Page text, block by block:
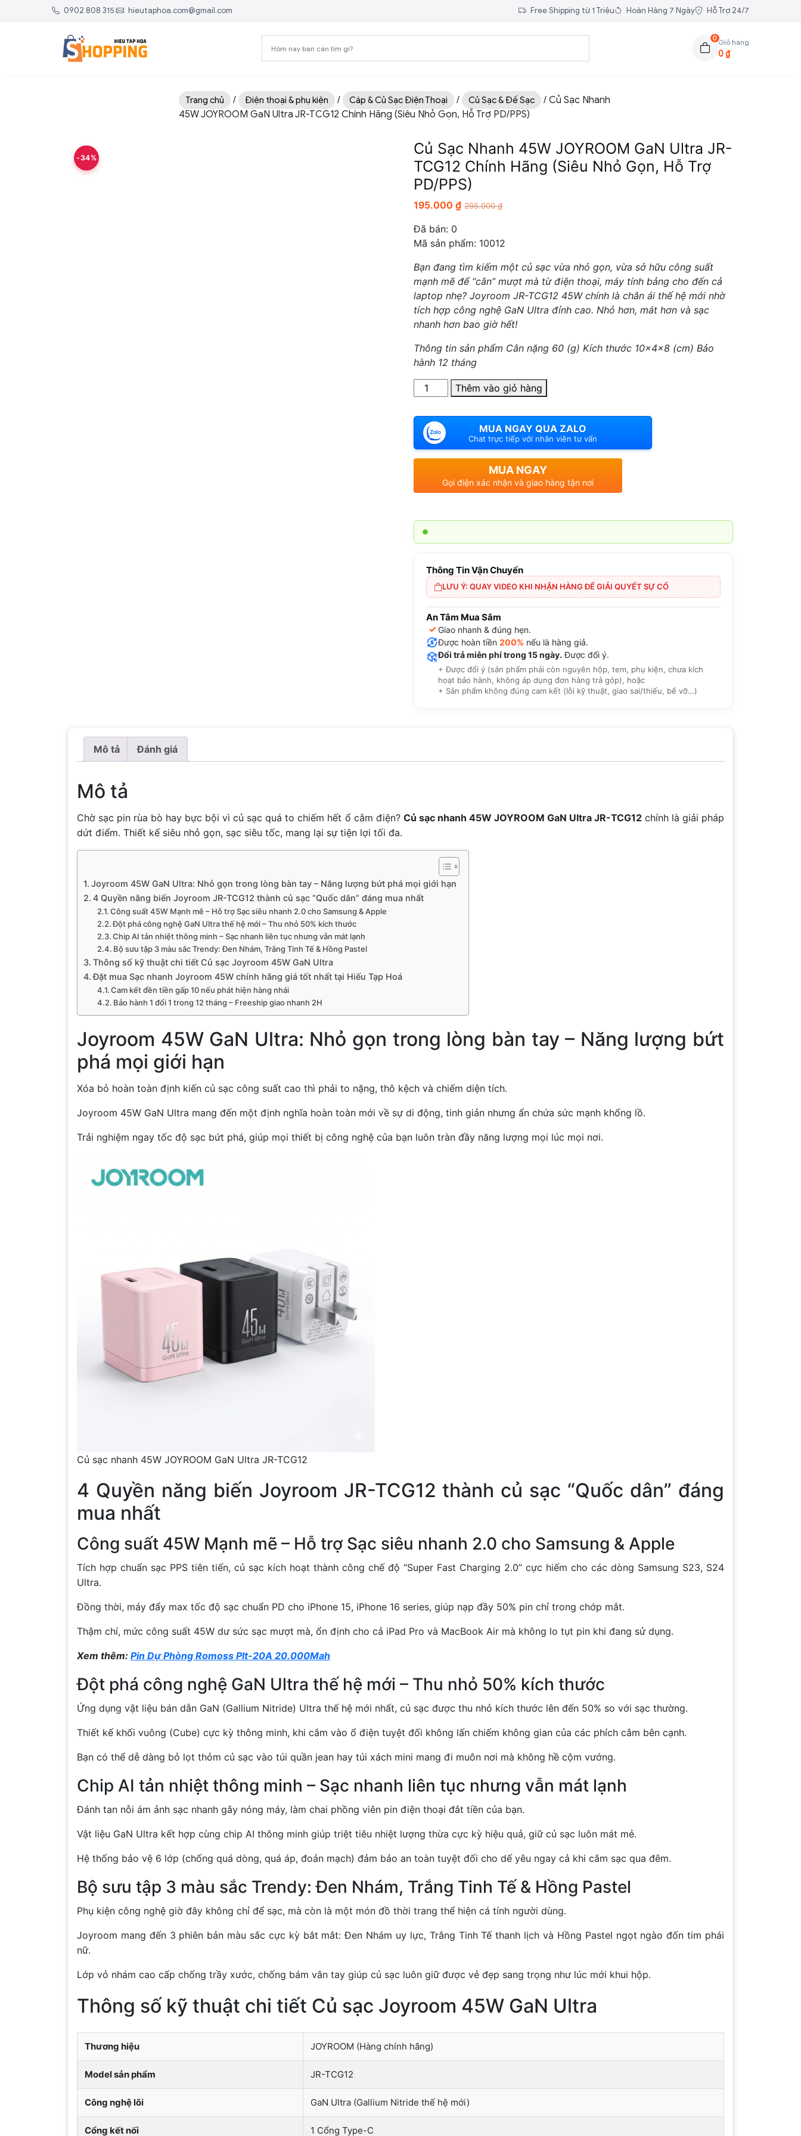
0902 808 315| hieutaphoa.com@gmail.com Free Shipping từ 1 Triệu Hoàn Hàng 7 Ngày Hỗ Trợ 24/7
0Giỏ hàng
0₫
Trang chủ / Điện thoại & phụ kiện / Cáp & Củ Sạc Điện Thoại / Củ Sạc & Đế Sạc
/ Củ Sạc Nhanh
45W JOYROOM GaN Ultra JR-TCG12 Chính Hãng (Siêu Nhỏ Gọn, Hỗ Trợ PD/PPS)
-34%
Củ Sạc Nhanh 45W JOYROOM GaN Ultra JR-
TCG12 Chính Hãng (Siêu Nhỏ Gọn, Hỗ Trợ
PD/PPS)
195.000₫ 295.000₫
Đã bán: 0
Mã sản phẩm: 10012
Bạn đang tìm kiếm một củ sạc vừa nhỏ gọn, vừa sở hữu công suất
mạnh mẽ để “cân” mượt mà từ điện thoại, máy tính bảng cho đến cả
laptop nhẹ? Joyroom JR-TCG12 45W chính là chân ái thế hệ mới nhờ
tích hợp công nghệ GaN Ultra đỉnh cao. Nhỏ hơn, mát hơn và sạc
nhanh hơn bao giờ hết!
Thông tin sản phẩm Cân nặng 60 (g) Kích thước 10x4x8 (cm) Bảo
hành 12 tháng
Số
lượng
Thêm vào giỏ hàng
MUA NGAY QUA ZALO
Chat trực tiếp với nhân viên tư vấn
MUA NGAY
Gọi điện xác nhận và giao hàng tận nơi
Thông Tin Vận Chuyển
LƯU Ý: QUAY VIDEO KHI NHẬN HÀNG ĐỂ GIẢI QUYẾT SỰ CỐ
An Tâm Mua Sắm
✓ Giao nhanh & đúng hẹn.
Được hoàn tiền200% nếu là hàng giả.
Đổi trả miễn phí trong 15 ngày. Được đổi ý.
+ Được đổi ý (sản phẩm phải còn nguyên hộp, tem, phụ kiện, chưa kích
hoạt bảo hành, không áp dụng đơn hàng trả góp), hoặc
+ Sản phẩm không đúng cam kết (lỗi kỹ thuật, giao sai/thiếu, bể vỡ…)
Mô tả Đánh giá
Mô tả
Chờ sạc pin rùa bò hay bực bội vì củ sạc quá to chiếm hết ổ cắm điện? Củ sạc nhanh 45W JOYROOM GaN Ultra JR-TCG12chính là giải pháp
dứt điểm. Thiết kế siêu nhỏ gọn, sạc siêu tốc, mang lại sự tiện lợi tối đa.
Joyroom 45W GaN Ultra: Nhỏ gọn trong lòng bàn tay – Năng lượng bứt phá mọi giới hạn
4 Quyền năng biến Joyroom JR-TCG12 thành củ sạc “Quốc dân” đáng mua nhất
Công suất 45W Mạnh mẽ – Hỗ trợ Sạc siêu nhanh 2.0 cho Samsung & Apple
Đột phá công nghệ GaN Ultra thế hệ mới – Thu nhỏ 50% kích thước
Chip AI tản nhiệt thông minh – Sạc nhanh liên tục nhưng vẫn mát lạnh
Bộ sưu tập 3 màu sắc Trendy: Đen Nhám, Trắng Tinh Tế & Hồng Pastel
Thông số kỹ thuật chi tiết Củ sạc Joyroom 45W GaN Ultra
Đặt mua Sạc nhanh Joyroom 45W chính hãng giá tốt nhất tại Hiếu Tạp Hoá
Cam kết đền tiền gấp 10 nếu phát hiện hàng nhái
Bảo hành 1 đổi 1 trong 12 tháng – Freeship giao nhanh 2H
Joyroom 45W GaN Ultra: Nhỏ gọn trong lòng bàn tay – Năng lượng bứt
phá mọi giới hạn
Xóa bỏ hoàn toàn định kiến củ sạc công suất cao thì phải to nặng, thô kệch và chiếm diện tích.
Joyroom 45W GaN Ultra mang đến một định nghĩa hoàn toàn mới về sự di động, tinh giản nhưng ẩn chứa sức mạnh khổng lồ.
Trải nghiệm ngay tốc độ sạc bứt phá, giúp mọi thiết bị công nghệ của bạn luôn tràn đầy năng lượng mọi lúc mọi nơi.
Củ sạc nhanh 45W JOYROOM GaN Ultra JR-TCG12
4 Quyền năng biến Joyroom JR-TCG12 thành củ sạc “Quốc dân” đáng
mua nhất
Công suất 45W Mạnh mẽ – Hỗ trợ Sạc siêu nhanh 2.0 cho Samsung & Apple
Tích hợp chuẩn sạc PPS tiên tiến, củ sạc kích hoạt thành công chế độ “Super Fast Charging 2.0” cực hiếm cho các dòng Samsung S23, S24
Ultra.
Đồng thời, máy đẩy max tốc độ sạc chuẩn PD cho iPhone 15, iPhone 16 series, giúp nạp đầy 50% pin chỉ trong chớp mắt.
Thậm chí, mức công suất 45W dư sức sạc mượt mà, ổn định cho cả iPad Pro và MacBook Air mà không lo tụt pin khi đang sử dụng.
Xem thêm: Pin Dự Phòng Romoss Plt-20A 20.000Mah
Đột phá công nghệ GaN Ultra thế hệ mới – Thu nhỏ 50% kích thước
Ứng dụng vật liệu bán dẫn GaN (Gallium Nitride) Ultra thế hệ mới nhất, củ sạc được thu nhỏ kích thước lên đến 50% so với sạc thường.
Thiết kế khối vuông (Cube) cực kỳ thông minh, khi cắm vào ổ điện tuyệt đối không lấn chiếm không gian của các phích cắm bên cạnh.
Bạn có thể dễ dàng bỏ lọt thỏm củ sạc vào túi quần jean hay túi xách mini mang đi muôn nơi mà không hề cộm vướng.
Chip AI tản nhiệt thông minh – Sạc nhanh liên tục nhưng vẫn mát lạnh
Đánh tan nỗi ám ảnh sạc nhanh gây nóng máy, làm chai phồng viên pin điện thoại đắt tiền của bạn.
Vật liệu GaN Ultra kết hợp cùng chip AI thông minh giúp triệt tiêu nhiệt lượng thừa cực kỳ hiệu quả, giữ củ sạc luôn mát mẻ.
Hệ thống bảo vệ 6 lớp (chống quá dòng, quá áp, đoản mạch) đảm bảo an toàn tuyệt đối cho dế yêu ngay cả khi cắm sạc qua đêm.
Bộ sưu tập 3 màu sắc Trendy: Đen Nhám, Trắng Tinh Tế & Hồng Pastel
Phụ kiện công nghệ giờ đây không chỉ để sạc, mà còn là một món đồ thời trang thể hiện cá tính người dùng.
Joyroom mang đến 3 phiên bản màu sắc cực kỳ bắt mắt: Đen Nhám uy lực, Trắng Tinh Tế thanh lịch và Hồng Pastel ngọt ngào đốn tim phái
nữ.
Lớp vỏ nhám cao cấp chống trầy xước, chống bám vân tay giúp củ sạc luôn giữ được vẻ đẹp sang trọng như lúc mới khui hộp.
Thông số kỹ thuật chi tiết Củ sạc Joyroom 45W GaN Ultra
Thương hiệu JOYROOM (Hàng chính hãng)
Model sản phẩm JR-TCG12
Công nghệ lõi GaN Ultra (Gallium Nitride thế hệ mới)
Cổng kết nối 1 Cổng Type-C